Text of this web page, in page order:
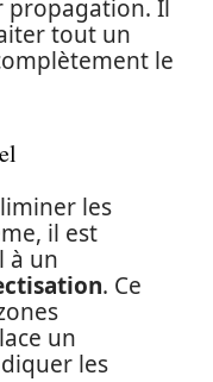
propagation. Il
tout un
le
les
il est
à un
. Ce
un
les